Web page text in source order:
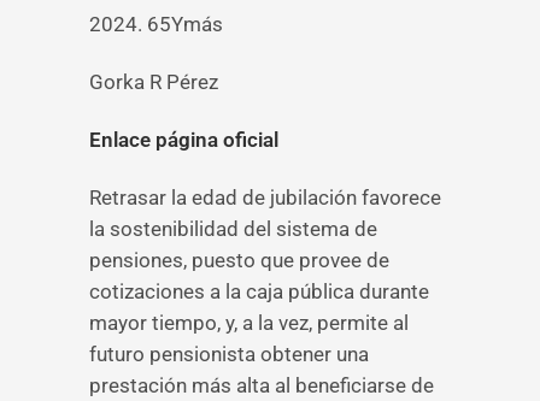
2024. 65Ymás
Gorka R Pérez
Enlace página oficial
Retrasar la edad de jubilación favorece
la sostenibilidad del sistema de
pensiones, puesto que provee de
cotizaciones a la caja pública durante
mayor tiempo, y, a la vez, permite al
futuro pensionista obtener una
prestación más alta al beneficiarse de